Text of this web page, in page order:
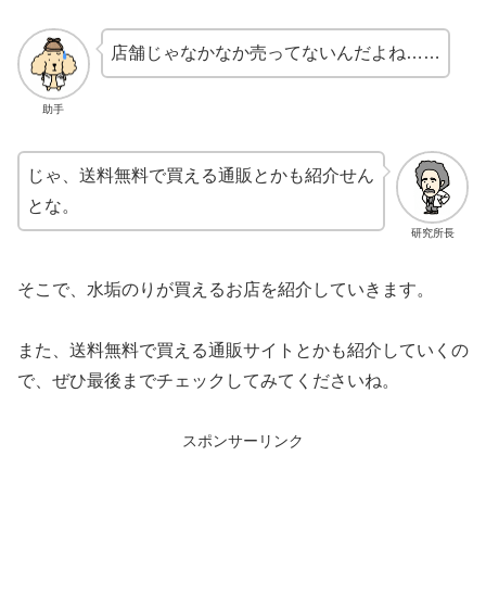
助手
店舗じゃなかなか売ってないんだよね……
研究所長
じゃ、送料無料で買える通販とかも紹介せん
とな。
そこで、水垢のりが買えるお店を紹介していきます。
また、送料無料で買える通販サイトとかも紹介していくの
で、ぜひ最後までチェックしてみてくださいね。
スポンサーリンク